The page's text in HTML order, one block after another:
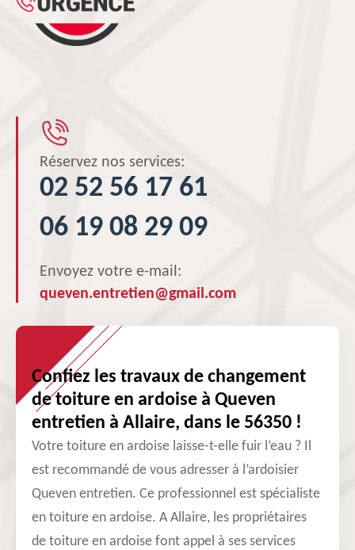
Réservez nos services:
02 52 56 17 61
06 19 08 29 09
Envoyez votre e-mail:
queven.entretien@gmail.com
Confiez les travaux de changement
de toiture en ardoise à Queven
entretien à Allaire, dans le 56350 !
Votre toiture en ardoise laisse-t-elle fuir l’eau ? Il
est recommandé de vous adresser à l’ardoisier
Queven entretien. Ce professionnel est spécialiste
en toiture en ardoise. A Allaire, les propriétaires
de toiture en ardoise font appel à ses services